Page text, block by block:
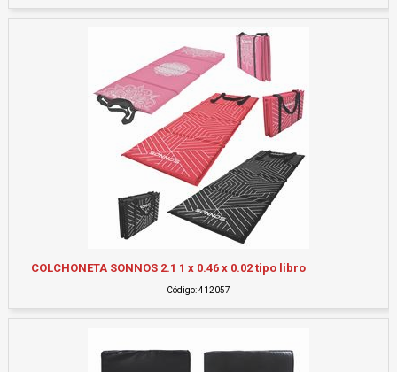
COLCHONETA SONNOS 2.1 1 x 0.46 x 0.02 tipo libro
Código: 412057